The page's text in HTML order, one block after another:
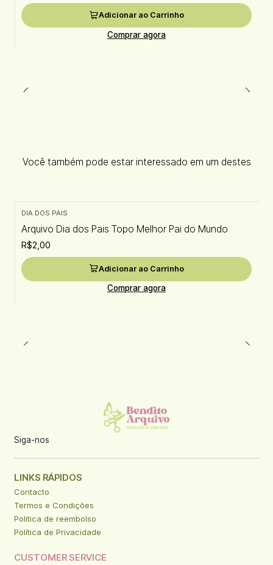
Adicionar ao Carrinho
Comprar agora
Você também pode estar interessado em um destes
DIA DOS PAIS
Arquivo Dia dos Pais Topo Melhor Pai do Mundo
R$2,00
Adicionar ao Carrinho
Comprar agora
Siga-nos
LINKS RÁPIDOS
Contacto
Termos e Condições
Politica de reembolso
Política de Privacidade
CUSTOMER SERVICE